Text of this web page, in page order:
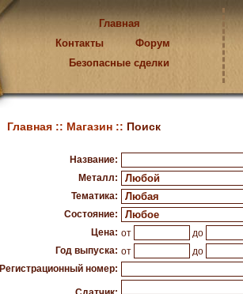
Главная
Контакты
Форум
Безопасные сделки
Главная :: Магазин :: Поиск
Название:
Металл:
Тематика:
Состояние:
Цена: от
до
Год выпуска: от
до
Регистрационный номер: